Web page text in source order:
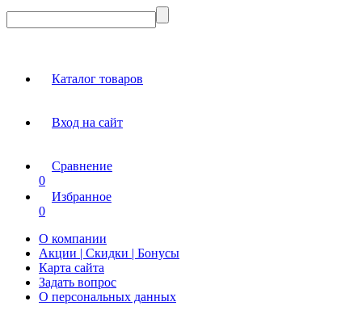
Каталог товаров
Вход на сайт
Сравнение
0
Избранное
0
О компании
Акции | Скидки | Бонусы
Карта сайта
Задать вопрос
О персональных данных